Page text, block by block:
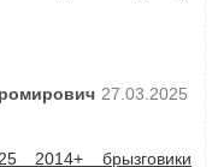
27.03.2025
2014+ брызговики